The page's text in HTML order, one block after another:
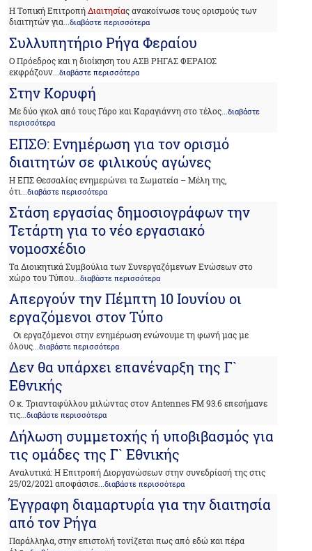
Η Τοπική ΕπιτροπήΔιαιτησίας ανακοίνωσε τους ορισμούς των
διαιτητών για...διαβάστε περισσότερα
Συλλυπητήριο Ρήγα Φεραίου
Ο Πρόεδρος και η διοίκηση του ΑΣΒ ΡΗΓΑΣ ΦΕΡΑΙΟΣ
εκφράζουν...διαβάστε περισσότερα
Στην Κορυφή
Με δύο γκολ από τους Γάρο και Καραγιάννη στο τέλος...διαβάστε
περισσότερα
ΕΠΣΘ: Ενημέρωση για τον ορισμό
διαιτητών σε φιλικούς αγώνες
Η ΕΠΣ Θεσσαλίας ενημερώνει τα Σωματεία – Μέλη της,
ότι ...διαβάστε περισσότερα
Στάση εργασίας δημοσιογράφων την
Τετάρτη για το νέο εργασιακό
νομοσχέδιο
Τα Διοικητικά Συμβούλια των Συνεργαζόμενων Ενώσεων στο
χώρο του Τύπου...διαβάστε περισσότερα
Απεργούν την Πέμπτη 10 Ιουνίου οι
εργαζόμενοι στον Τύπο
Οι εργαζόμενοι στην ενημέρωση ενώνουμε τη φωνή μας με
όλους...διαβάστε περισσότερα
Δεν θα υπάρχει επανέναρξη της Γ`
Εθνικής
Ο κ. Τριανταφύλλου μιλώντας στον Antennes FM 93.6 επεσήμανε
τις...διαβάστε περισσότερα
Δήλωση συμμετοχής ή υποβιβασμός για
τις ομάδες της Γ` Εθνικής
Αναλυτικά: Η Επιτροπή Διοργανώσεων στην συνεδρίασή της στις
25/02/2021 αποφάσισε ...διαβάστε περισσότερα
Έγγραφη διαμαρτυρία για την διαιτησία
από τον Ρήγα
Παράλληλα, στην επιστολή τονίζεται πως από εδώ και πέρα